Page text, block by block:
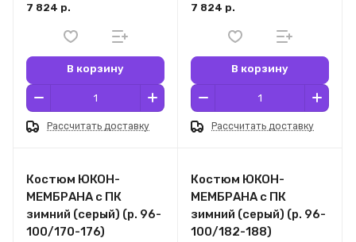
7 824 р.
В корзину
Рассчитать доставку
7 824 р.
В корзину
Рассчитать доставку
Костюм ЮКОН-
МЕМБРАНА с ПК
зимний (серый) (р. 96-
100/170-176)
Костюм ЮКОН-
МЕМБРАНА с ПК
зимний (серый) (р. 96-
100/182-188)